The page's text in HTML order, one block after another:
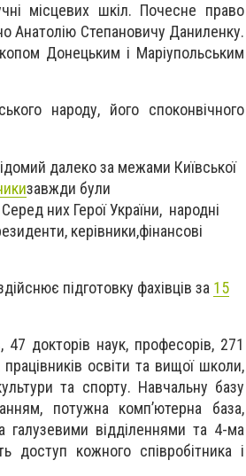
місцевих шкіл. Почесне право
Анатолію Степановичу Даниленку.
Донецьким і Маріупольським
народу, його споконвічного
далеко за межами Київської
завжди були
них Герої України, народні
керівники,фінансові
підготовку фахівців за 15
47 докторів наук, професорів, 271
освіти та вищої школи,
та спорту. Навчальну базу
потужна комп’ютерна база,
галузевими відділеннями та 4-ма
доступ кожного співробітника і